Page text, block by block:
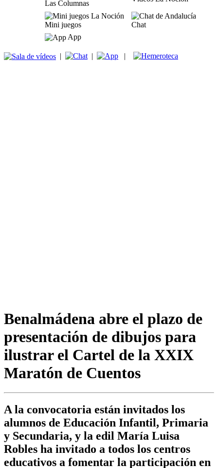
Las Columnas
Mini juegos
Chat
App
| | |
Benalmádena abre el plazo de
presentación de dibujos para
ilustrar el Cartel de la XXIX
Maratón de Cuentos
A la convocatoria están invitados los
alumnos de Educación Infantil, Primaria
y Secundaria, y la edil María Luisa
Robles ha invitado a todos los centros
educativos a fomentar la participación en